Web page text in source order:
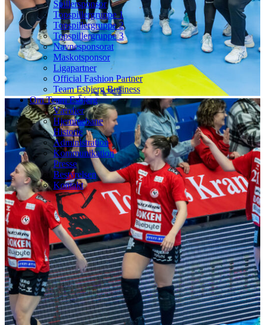
Spillersponsor
Topspillergruppe 1
Topspillergruppe 2
Topspillergruppe 3
Navnesponsorat
Maskotsponsor
Ligapartner
Official Fashion Partner
Team Esbjerg Business
Om Team Esbjerg
Værdier
Hjemmebane
Historie
Administration
Kommunikation
Presse
Bestyrelsen
Kontakt